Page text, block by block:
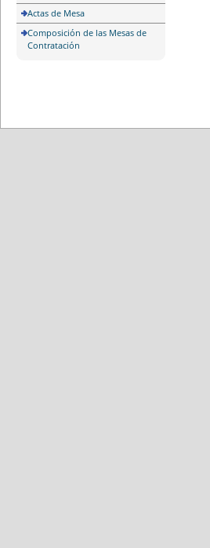
Actas de Mesa
Composición de las Mesas de
Contratación